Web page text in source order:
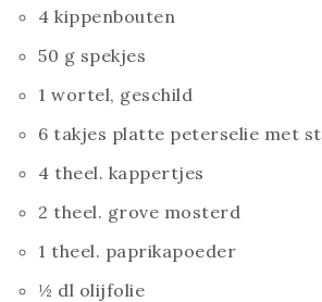
4 kippenbouten
50 g spekjes
1 wortel, geschild
6 takjes platte peterselie met
4 theel. kappertjes
2 theel. grove mosterd
1 theel. paprikapoeder
½ dl olijfolie